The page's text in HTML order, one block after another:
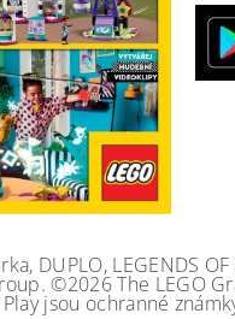
DUPLO, LEGENDS
©2026 The LEGO
jsou ochranné